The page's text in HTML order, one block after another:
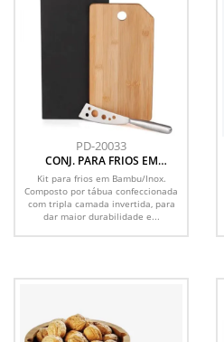
PD-20033
CONJ. PARA FRIOS EM
BAMBU/INOX - 2 PÇS
Kit para frios em Bambu/Inox.
Composto por tábua confeccionada
com tripla camada invertida, para
dar maior durabilidade e...